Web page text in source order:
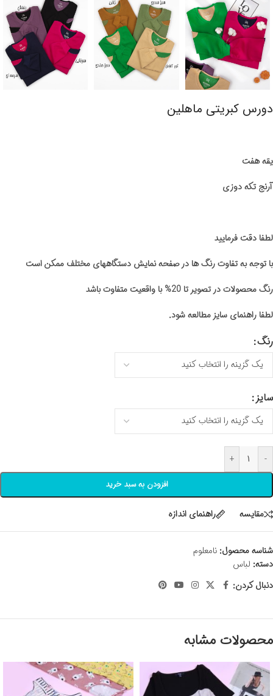
دورس کبریتی ماهلین
یقه هفت
آرنج تکه دوزی
لطفا دقت فرمایید
با توجه به تفاوت رنگ ها در صفحه نمایش دستگاههای مختلف ممکن است
رنگ محصولات در تصویر تا 20% با واقعیت متفاوت باشد
لطفا راهنمای سایز مطالعه شود.
رنگ
سایز
-
+
افزودن به سبد خرید
مقايسه راهنمای اندازه
شناسه محصول: نامعلوم
دسته: لباس
دنبال کردن:
محصولات مشابه